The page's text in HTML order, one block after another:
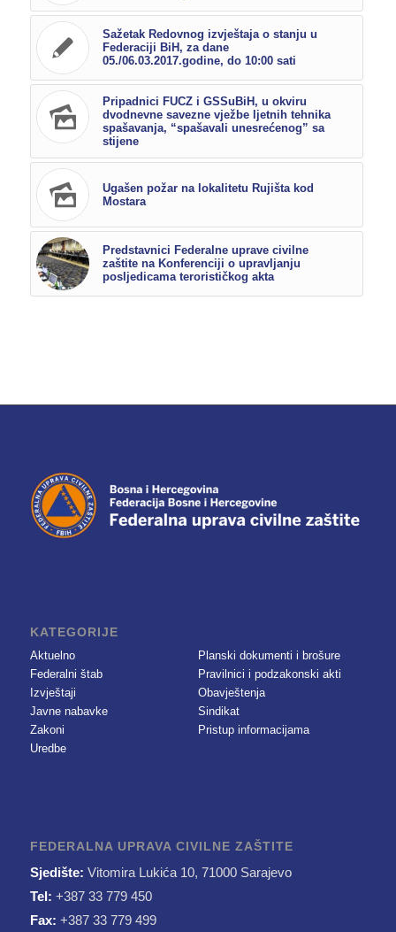
Sažetak Redovnog izvještaja o stanju u
Federaciji BiH, za dane
05./06.03.2017.godine, do 10:00 sati
Pripadnici FUCZ i GSSuBiH, u okviru
dvodnevne savezne vježbe ljetnih tehnika
spašavanja, “spašavali unesrećenog” sa
stijene
Ugašen požar na lokalitetu Rujišta kod
Mostara
Predstavnici Federalne uprave civilne
zaštite na Konferenciji o upravljanju
posljedicama terorističkog akta
KATEGORIJE
Aktuelno
Federalni štab
Izvještaji
Javne nabavke
Zakoni
Uredbe
Planski dokumenti i brošure
Pravilnici i podzakonski akti
Obavještenja
Sindikat
Pristup informacijama
FEDERALNA UPRAVA CIVILNE ZAŠTITE
Sjedište: Vitomira Lukića 10, 71000 Sarajevo
Tel: +387 33 779 450
Fax: +387 33 779 499